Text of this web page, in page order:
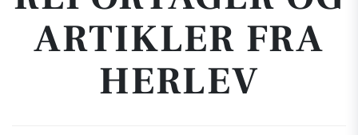
ARTIKLER FRA
HERLEV